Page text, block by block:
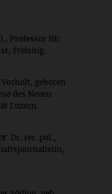
Professor für
Freising.
Vorholt, geboren
des Neuen
Luzern.
Dr. rer. pol.,